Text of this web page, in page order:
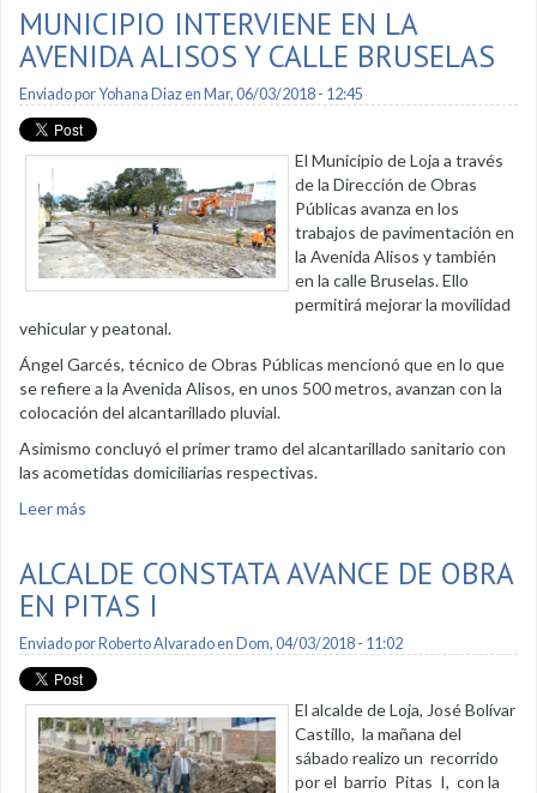
MUNICIPIO INTERVIENE EN LA
AVENIDA ALISOS Y CALLE BRUSELAS
Enviado porYohana Diazen Mar, 06/03/2018 - 12:45
El Municipio de Loja a través
de la Dirección de Obras
Públicas avanza en los
trabajos de pavimentación en
la Avenida Alisos y también
en la calle Bruselas. Ello
permitirá mejorar la movilidad
vehicular y peatonal.
Ángel Garcés, técnico de Obras Públicas mencionó que en lo que
se refiere a la Avenida Alisos, en unos 500 metros, avanzan con la
colocación del alcantarillado pluvial.
Asimismo concluyó el primer tramo del alcantarillado sanitario con
las acometidas domiciliarias respectivas.
Leer más
ALCALDE CONSTATA AVANCE DE OBRA
EN PITAS I
Enviado por Roberto Alvaradoen Dom, 04/03/2018 - 11:02
El alcalde de Loja, José Bolívar
Castillo, la mañana del
sábado realizo un recorrido
por el barrio Pitas I, con la